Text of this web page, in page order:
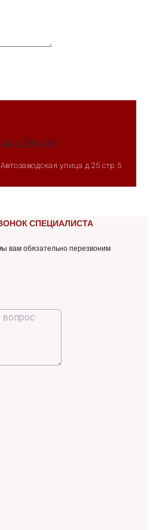
Telegram
улица д.25 стр.5
СПЕЦИАЛИСТА
вам обязательно перезвоним